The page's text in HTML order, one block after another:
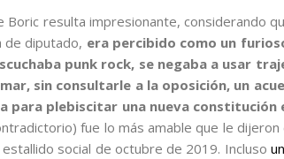
Boric resulta impresionante, considerando
de diputado, era percibido como un
punk rock, se negaba a usar
sin consultarle a la oposición, un
para plebiscitar una nueva constitución
fue lo más amable que le
social de octubre de 2019. Incluso